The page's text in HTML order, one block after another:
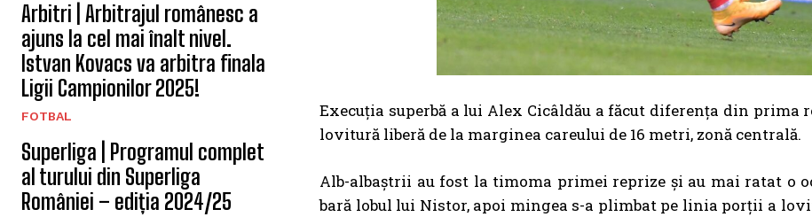
Arbitri | Arbitrajul românesc a
ajuns la cel mai înalt nivel.
Istvan Kovacs va arbitra finala
Ligii Campionilor 2025!
FOTBAL
Superliga | Programul complet
al turului din Superliga
României – ediția 2024/25
Execuția superbă a lui Alex Cicâldău a făcut diferența din
lovitură liberă de la marginea careului de 16 metri, zonă centrală.
Alb-albaștrii au fost la timoma primei reprize și au mai ratat o
bară lobul lui Nistor, apoi mingea s-a plimbat pe linia porții a